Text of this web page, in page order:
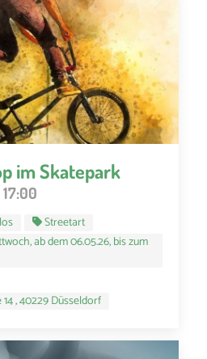
im Skatepark
Streetart
ab dem 06.05.26, bis zum
, 40229 Düsseldorf